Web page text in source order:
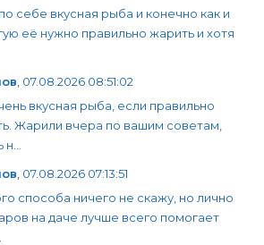
себе вкусная рыба и конечно как и
её нужно правильно жарить и хотя
07.08.2026 08:51:02
вкусная рыба, если правильно
Жарили вчера по вашим советам,
07.08.2026 07:13:51
способа ничего не скажу, но лично
на даче лучше всего помогает